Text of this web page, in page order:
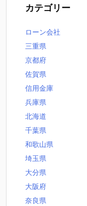
カテゴリー
ローン会社
三重県
京都府
佐賀県
信用金庫
兵庫県
北海道
千葉県
和歌山県
埼玉県
大分県
大阪府
奈良県